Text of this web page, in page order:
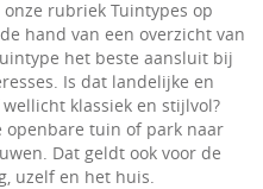
rubriek Tuintypes op
hand van een overzicht van
het beste aansluit bij
Is dat landelijke en
klassiek en stijlvol?
openbare tuin of park naar
Dat geldt ook voor de
uzelf en het huis.